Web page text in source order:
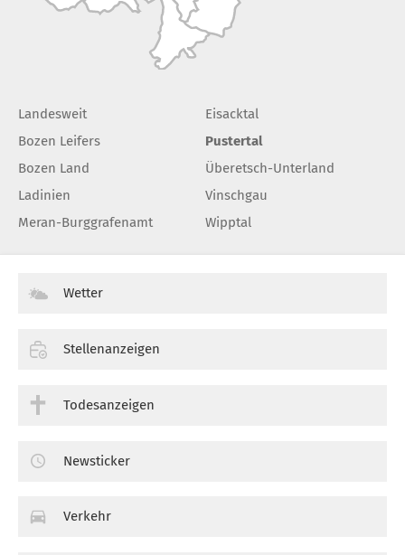
Landesweit
Bozen Leifers
Bozen Land
Ladinien
Meran-Burggrafenamt
Eisacktal
Pustertal
Überetsch-Unterland
Vinschgau
Wipptal
Wetter
Stellenanzeigen
Todesanzeigen
Newsticker
Verkehr